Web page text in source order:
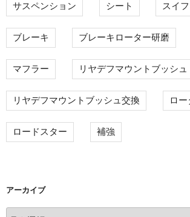
サスペンション シート スイ
ブレーキ ブレーキローター研磨
マフラー リヤデフマウントブッシュ
リヤデフマウントブッシュ交換 ロ
ロードスター 補強
アーカイブ